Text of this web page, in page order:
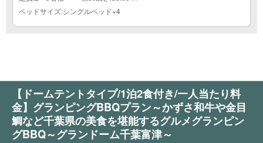
ベッドサイズ:シングルベッド×4
【ドームテントタイプ/1泊2食付き/一人当たり料
金】グランピングBBQプラン～かずさ和牛や金目
鯛など千葉県の美食を堪能するグルメグランピン
グBBQ～グランドーム千葉富津～